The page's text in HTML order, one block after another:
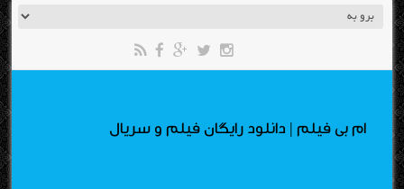
ام بی فیلم | دانلود رایگان فیلم و سریال